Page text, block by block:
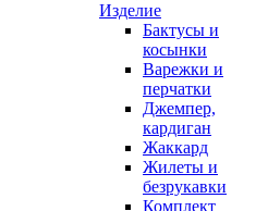
Изделие
Бактусы и
косынки
Варежки и
перчатки
Джемпер,
кардиган
Жаккард
Жилеты и
безрукавки
Комплект